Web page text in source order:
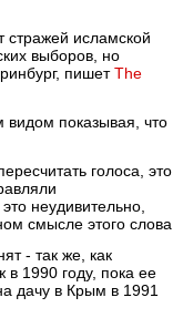
стражей исламской
выборов, но
пишетThe
показывая, что
голоса, это
неудивительно,
смысле этого слова.
- так же, как
1990 году, пока ее
дачу в Крым в 1991